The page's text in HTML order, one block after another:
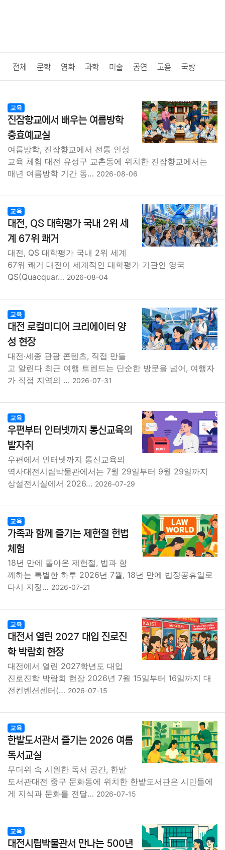
전체 문학 영화 과학 미술 공연 고용 국방
질병 가요 방송 일상 주식 암호화폐 블록체인
결혼 육아 반려동물 패션 미용
요리 상품리뷰 원예 금융 게임
대출 IT 컴퓨터 기술
종교 사회 의학 경제 마케팅
부동산 외국어 교육 교통 생활 기타
교육
진잠향교에서 배우는 여름방학
충효예교실
여름방학, 진잠향교에서 전통 인성
교육 체험 대전 유성구 교촌동에 위치한 진잠향교에서는
매년 여름방학 기간 동… 2026-08-06
교육
대전, QS 대학평가 국내 2위 세
계 67위 쾌거
대전, QS 대학평가 국내 2위 세계
67위 쾌거 대전이 세계적인 대학평가 기관인 영국
QS(Quacquar… 2026-08-04
교육
대전 로컬미디어 크리에이터 양
성 현장
대전·세종 관광 콘텐츠, 직접 만들
고 알린다 최근 여행 트렌드는 단순한 방문을 넘어, 여행자
가 직접 지역의 … 2026-07-31
교육
우편부터 인터넷까지 통신교육의
발자취
우편에서 인터넷까지 통신교육의
역사대전시립박물관에서는 7월 29일부터 9월 29일까지
상설전시실에서 2026… 2026-07-29
교육
가족과 함께 즐기는 제헌절 헌법
체험
18년 만에 돌아온 제헌절, 법과 함
께하는 특별한 하루 2026년 7월, 18년 만에 법정공휴일로
다시 지정… 2026-07-21
교육
대전서 열린 2027 대입 진로진
학 박람회 현장
대전에서 열린 2027학년도 대입
진로진학 박람회 현장 2026년 7월 15일부터 16일까지 대
전컨벤션센터(… 2026-07-15
교육
한밭도서관서 즐기는 2026 여름
독서교실
무더위 속 시원한 독서 공간, 한밭
도서관대전 중구 문화동에 위치한 한밭도서관은 시민들에
게 지식과 문화를 전달… 2026-07-15
교육
대전시립박물관서 만나는 500년